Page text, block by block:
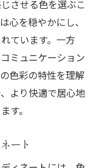
させる色を選ぶこ
心を穏やかにし、
ています。一方
ミュニケーション
色彩の特性を理解
より快適で居心地
す。
ート